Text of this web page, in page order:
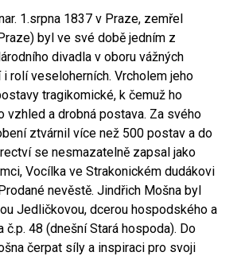
1.srpna 1837 v Praze, zemřel
byl ve své době jedním z
divadla v oboru vážných
i rolí veseloherních. Vrcholem jeho
tragikomické, k čemuž ho
vzhled a drobná postava. Za svého
ztvárnil více než 500 postav a do
se nesmazatelně zapsal jako
Vocílka ve Strakonickém dudákovi
nevěstě. Jindřich Mošna byl
Jedličkovou, dcerou hospodského a
č.p. 48 (dnešní Stará hospoda). Do
čerpat síly a inspiraci pro svoji